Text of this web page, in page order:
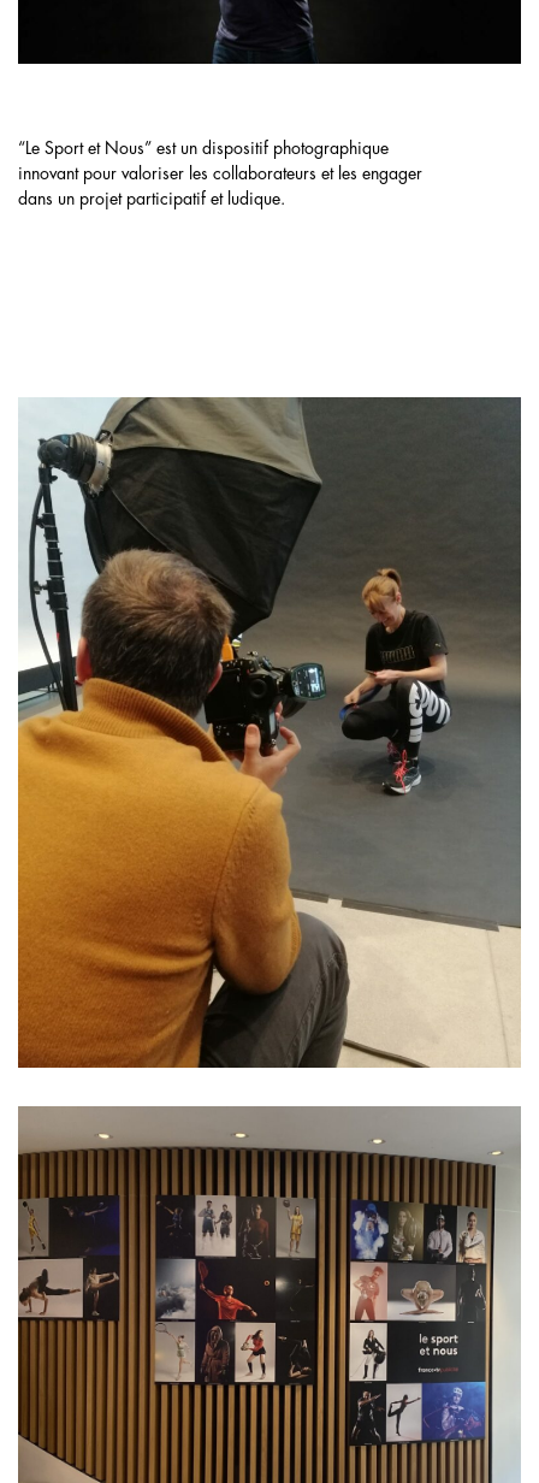
“Le Sport et Nous” est un dispositif photographique
innovant pour valoriser les collaborateurs et les engager
dans un projet participatif et ludique.